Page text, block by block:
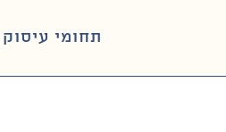
תחומי עיסוק